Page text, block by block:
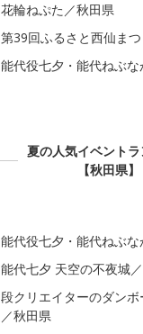
花輪ねぷた／秋田県
第39回ふるさと西仙ま
能代役七夕・能代ねぶ
夏の人気イベント
【秋田県】
能代役七夕・能代ねぶ
能代七夕 天空の不夜城
段クリエイターのダン
／秋田県